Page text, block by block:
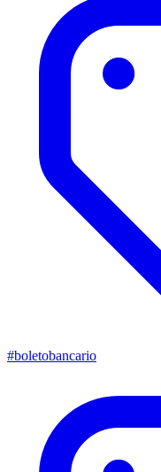
#boletobancario